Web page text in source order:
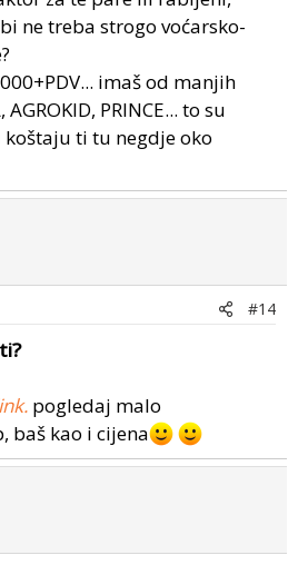
ne treba strogo voćarsko-
imaš od manjih
PRINCE... to su
ti tu negdje oko
#14
pogledaj malo
baš kao i cijena